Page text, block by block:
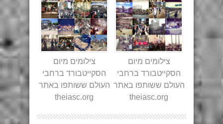
צילומים מיום
הסקייטבורד ברחבי
העולם ששותפו באתר
theiasc.org
צילומים מיום
הסקייטבורד ברחבי
העולם ששותפו באתר
theiasc.org